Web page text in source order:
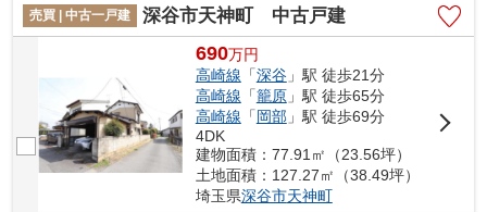
売買 | 中古一戸建
深谷市天神町 中古戸建
690万円
高崎線 「深谷」駅 徒歩21分
高崎線 「籠原」駅 徒歩65分
高崎線 「岡部」駅 徒歩69分
4DK
建物面積：77.91㎡（23.56坪）
土地面積：127.27㎡（38.49坪）
埼玉県深谷市天神町